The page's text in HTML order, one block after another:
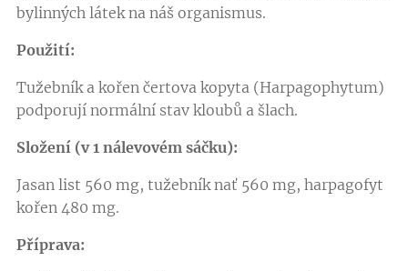
bylinných látek na náš organismus.
Použití:
Tužebník a kořen čertova kopyta (Harpagophytum)
podporují normální stav kloubů a šlach.
Složení (v 1 nálevovém sáčku):
Jasan list 560 mg, tužebník nať 560 mg, harpagofyt
kořen 480 mg.
Příprava: